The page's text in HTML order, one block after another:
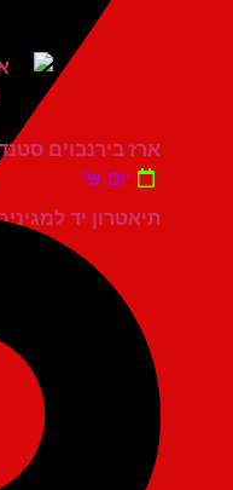
תיאטרון יד למגינים יגור
ארז בירנבוים סטנדאפ
יום ש'